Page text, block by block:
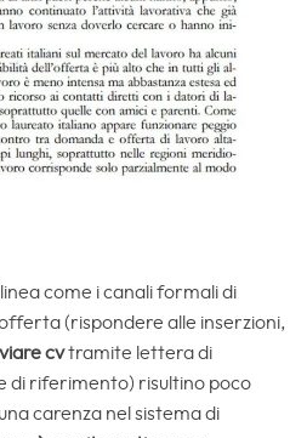
come i canali formali di
(rispondere alle inserzioni,
cvtramite lettera di
di riferimento) risultino poco
carenza nel sistema di